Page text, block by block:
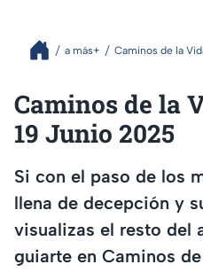
a más+ Caminos de la
Caminos de la
19 Junio 2025
Si con el paso de los
llena de decepción y
visualizas el resto del
guiarte en Caminos